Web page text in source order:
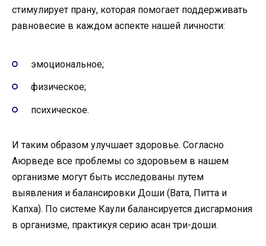
стимулирует прану, которая помогает поддерживать
равновесие в каждом аспекте нашей личности:
эмоциональное;
физическое;
психическое.
И таким образом улучшает здоровье. Согласно
Аюрведе все проблемы со здоровьем в нашем
организме могут быть исследованы путем
выявления и балансировки Доши (Вата, Питта и
Капха). По системе Каули балансируется дисгармония
в организме, практикуя серию асан три-доши.